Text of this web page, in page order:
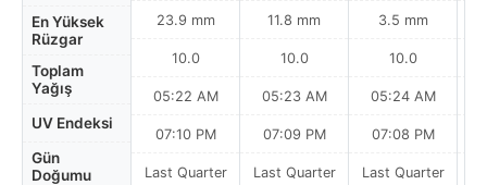
En Yüksek
Rüzgar
Toplam
Yağış
UV Endeksi
Gün
Doğumu
23.9 mm
10.0
05:22 AM
07:10 PM
Last Quarter
11.8 mm
10.0
05:23 AM
07:09 PM
Last Quarter
3.5 mm
10.0
05:24 AM
07:08 PM
Last Quarter